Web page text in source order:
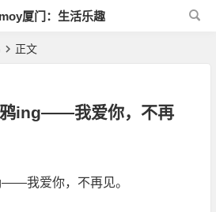
厦门：生活乐趣
正文
鸦ing——我爱你，不再
我爱你，不再见。